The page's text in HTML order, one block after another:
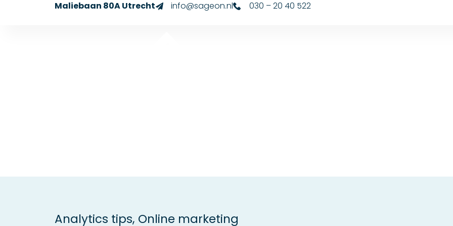
Maliebaan 80A Utrecht info@sageon.nl 030 – 20 40 522
Analytics tips, Online marketing